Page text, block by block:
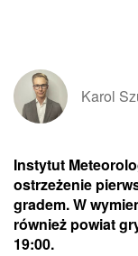
Karol
Instytut
ostrzeżenie
gradem. W
również powiat
19:00.